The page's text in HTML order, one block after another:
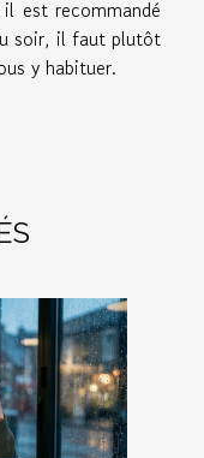
est recommandé
soir, il faut plutôt
y habituer.